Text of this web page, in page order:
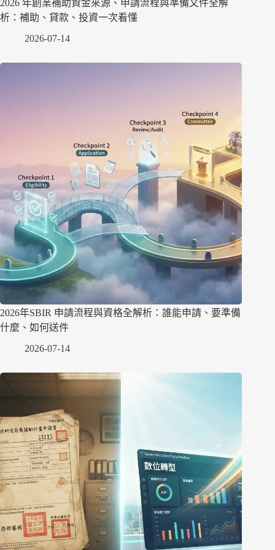
2026 年創業補助資金來源、申請流程與準備文件全解
析：補助、貸款、投資一次看懂
2026-07-14
2026年SBIR 申請流程與資格全解析：誰能申請、要準備
什麼、如何送件
2026-07-14